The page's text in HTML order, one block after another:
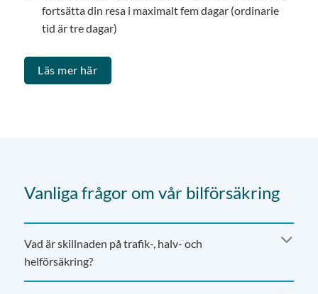
fortsätta din resa i maximalt fem dagar (ordinarie
tid är tre dagar)
Läs mer här
Vanliga frågor om vår bilförsäkring
Vad är skillnaden på trafik-, halv- och
helförsäkring?